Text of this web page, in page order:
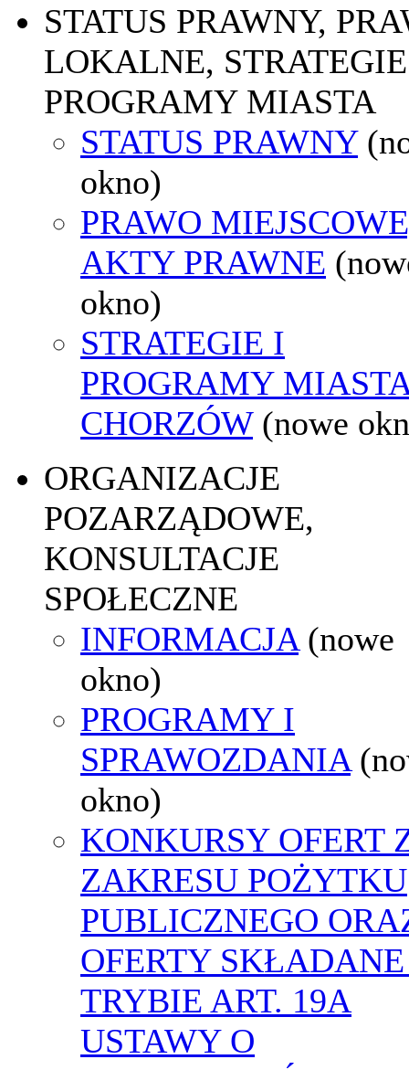
STATUS PRAWNY,
LOKALNE,
PROGRAMY MIASTA
STATUS PRAWNY
okno)
PRAWO
AKTY PRAWNE
okno)
STRATEGIE I
PROGRAMY
CHORZÓW (nowe
ORGANIZACJE
POZARZĄDOWE,
KONSULTACJE
SPOŁECZNE
INFORMACJA (nowe
okno)
PROGRAMY I
SPRAWOZDANIA
okno)
KONKURSY OFERT
ZAKRESU POŻYTKU
PUBLICZNEGO
OFERTY
TRYBIE ART. 19A
USTAWY O